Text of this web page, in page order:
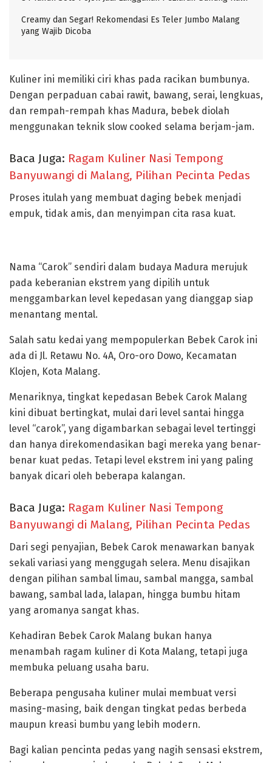
Creamy dan Segar! Rekomendasi Es Teler Jumbo Malang
yang Wajib Dicoba
Kuliner ini memiliki ciri khas pada racikan bumbunya.
Dengan perpaduan cabai rawit, bawang, serai, lengkuas,
dan rempah-rempah khas Madura, bebek diolah
menggunakan teknik slow cooked selama berjam-jam.
Baca Juga: Ragam Kuliner Nasi Tempong
Banyuwangi di Malang, Pilihan Pecinta Pedas
Proses itulah yang membuat daging bebek menjadi
empuk, tidak amis, dan menyimpan cita rasa kuat.
Nama “Carok” sendiri dalam budaya Madura merujuk
pada keberanian ekstrem yang dipilih untuk
menggambarkan level kepedasan yang dianggap siap
menantang mental.
Salah satu kedai yang mempopulerkan Bebek Carok ini
ada di Jl. Retawu No. 4A, Oro-oro Dowo, Kecamatan
Klojen, Kota Malang.
Menariknya, tingkat kepedasan Bebek Carok Malang
kini dibuat bertingkat, mulai dari level santai hingga
level “carok”, yang digambarkan sebagai level tertinggi
dan hanya direkomendasikan bagi mereka yang benar-
benar kuat pedas. Tetapi level ekstrem ini yang paling
banyak dicari oleh beberapa kalangan.
Baca Juga: Ragam Kuliner Nasi Tempong
Banyuwangi di Malang, Pilihan Pecinta Pedas
Dari segi penyajian, Bebek Carok menawarkan banyak
sekali variasi yang menggugah selera. Menu disajikan
dengan pilihan sambal limau, sambal mangga, sambal
bawang, sambal lada, lalapan, hingga bumbu hitam
yang aromanya sangat khas.
Kehadiran Bebek Carok Malang bukan hanya
menambah ragam kuliner di Kota Malang, tetapi juga
membuka peluang usaha baru.
Beberapa pengusaha kuliner mulai membuat versi
masing-masing, baik dengan tingkat pedas berbeda
maupun kreasi bumbu yang lebih modern.
Bagi kalian pencinta pedas yang nagih sensasi ekstrem,